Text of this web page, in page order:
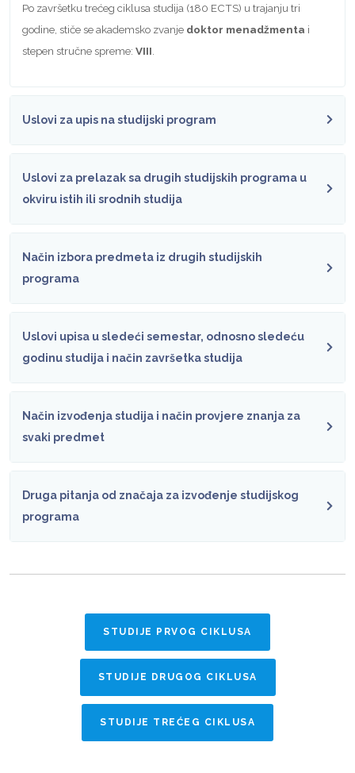
Po završetku trećeg ciklusa studija (180 ECTS) u trajanju tri
godine, stiče se akademsko zvanje doktor menadžmenta i
stepen stručne spreme: VIII
Uslovi za upis na studijski program
Uslovi za prelazak sa drugih studijskih programa u
okviru istih ili srodnih studija
Način izbora predmeta iz drugih studijskih
programa
Uslovi upisa u sledeći semestar, odnosno sledeću
godinu studija i način završetka studija
Način izvođenja studija i način provjere znanja za
svaki predmet
Druga pitanja od značaja za izvođenje studijskog
programa
STUDIJE PRVOG CIKLUSA
STUDIJE DRUGOG CIKLUSA
STUDIJE TREĆEG CIKLUSA